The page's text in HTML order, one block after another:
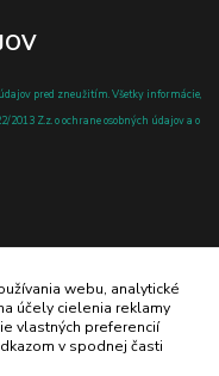
pred zneužitím. Všetky informácie,
2013 Z.z. o ochrane osobných údajov a o
webu, analytické
účely cielenia reklamy
vlastných preferencií
v spodnej časti